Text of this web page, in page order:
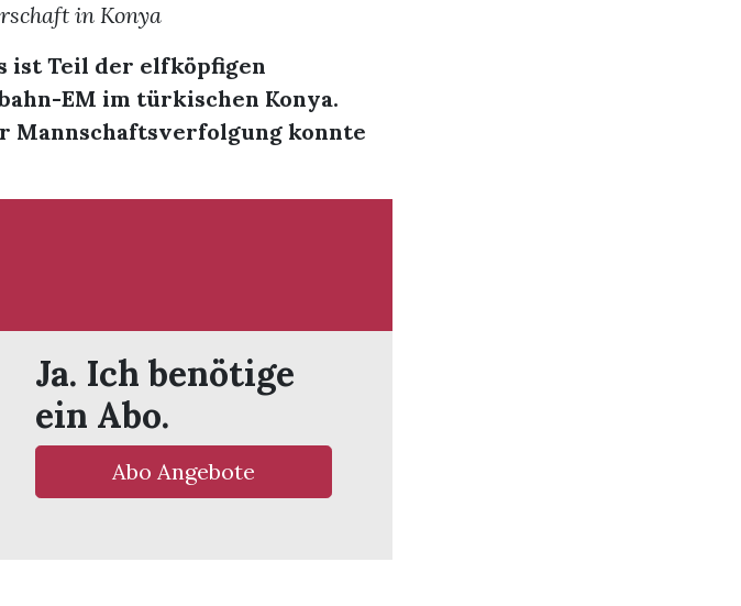
in Konya
ist Teil der elfköpfigen
EM im türkischen Konya.
Mannschaftsverfolgung konnte
Ja. Ich benötige
ein Abo.
Abo Angebote